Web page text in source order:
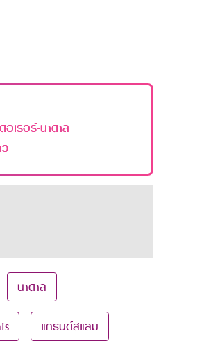
อเรอร์-นาดาล
นาดาล
แกรนด์สแลม